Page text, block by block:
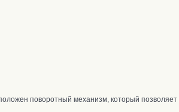
поворотный механизм, который позволяет